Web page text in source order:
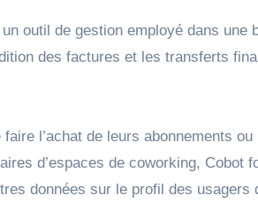
outil de gestion employé dans une
des factures et les transferts
l’achat de leurs abonnements ou
d’espaces de coworking, Cobot
données sur le profil des usagers